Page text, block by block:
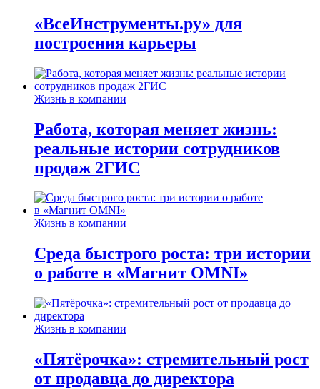
«ВсеИнструменты.ру» для
построения карьеры
Жизнь в компании
Работа, которая меняет жизнь:
реальные истории сотрудников
продаж 2ГИС
Жизнь в компании
Среда быстрого роста: три истории
о работе в «Магнит OMNI»
Жизнь в компании
«Пятёрочка»: стремительный рост
от продавца до директора